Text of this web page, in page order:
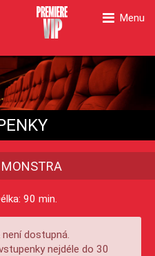
Menu
90 min.
dostupná.
nejdéle do 30